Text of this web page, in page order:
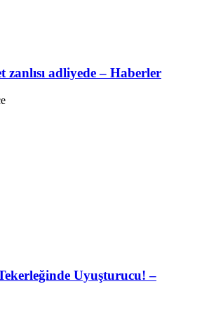
zanlısı adliyede – Haberler
Uyuşturucu! –